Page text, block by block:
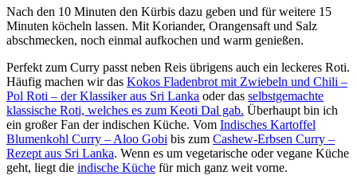
Nach den 10 Minuten den Kürbis dazu geben und für weitere 15
Minuten köcheln lassen. Mit Koriander, Orangensaft und Salz
abschmecken, noch einmal aufkochen und warm genießen.
Perfekt zum Curry passt neben Reis übrigens auch ein leckeres Roti.
Häufig machen wir das Kokos Fladenbrot mit Zwiebeln und Chili –
Pol Roti – der Klassiker aus Sri Lanka oder das selbstgemachte
klassische Roti, welches es zum Keoti Dal gab. Überhaupt bin ich
ein großer Fan der indischen Küche. Vom Indisches Kartoffel
Blumenkohl Curry – Aloo Gobi bis zum Cashew-Erbsen Curry –
Rezept aus Sri Lanka. Wenn es um vegetarische oder vegane Küche
geht, liegt die indische Küche für mich ganz weit vorne.